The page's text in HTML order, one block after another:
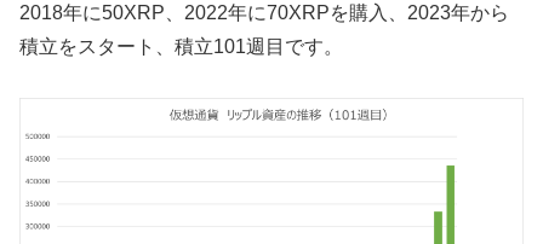
2018年に50XRP、2022年に70XRPを購入、2023年から
積立をスタート、積立101週目です。